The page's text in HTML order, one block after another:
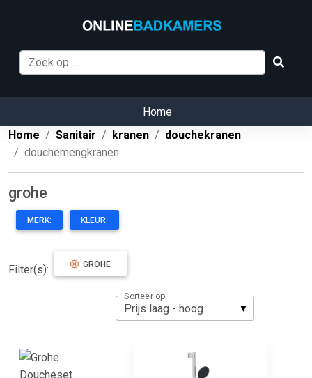
Home
Home
Sanitair kranen
douchekranen
douchemengkranen
grohe
MERK: KLEUR:
Filter(s): GROHE
Sorteer op: